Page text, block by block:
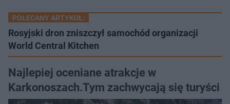
POLECANY ARTYKUŁ:
Rosyjski dron zniszczył samochód organizacji
World Central Kitchen
Najlepiej oceniane atrakcje w
Karkonoszach.Tym zachwycają się turyści